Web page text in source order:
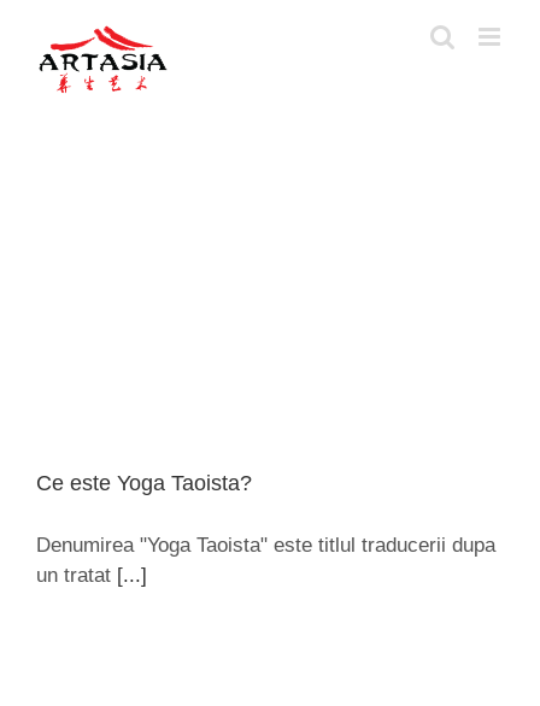
content
Ce este Yoga Taoista?
Denumirea "Yoga Taoista" este titlul traducerii dupa
un tratat [...]